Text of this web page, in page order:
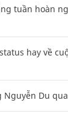
tuần hoàn
hay về
Du